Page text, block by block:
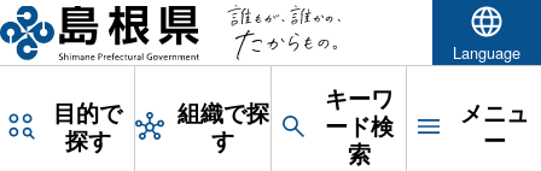
Language
目的で
探す
組織で探
す
キーワ
ード検
索
メニュ
ー